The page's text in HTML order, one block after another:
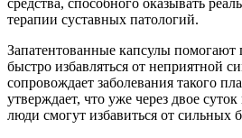
средства, способного оказывать
терапии суставных патологий.
Запатентованные капсулы помогают
быстро избавляться от неприятной
сопровождает заболевания такого
утверждает, что уже через двое
люди смогут избавиться от